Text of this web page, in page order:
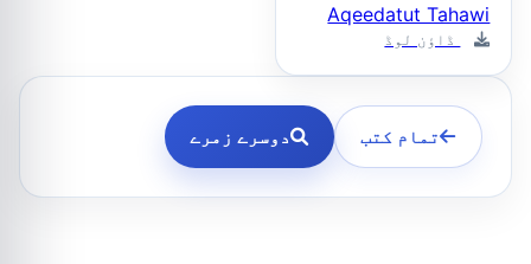
Aqeedatut Tahawi
ڈاؤن لوڈ
تمام کتب دوسرے زمرے